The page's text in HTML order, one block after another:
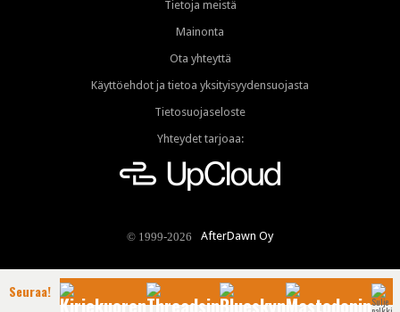
Tietoja meistä
Mainonta
Ota yhteyttä
Käyttöehdot ja tietoa yksityisyydensuojasta
Tietosuojaseloste
Yhteydet tarjoaa:
© 1999-2026 AfterDawn Oy
Seuraa!